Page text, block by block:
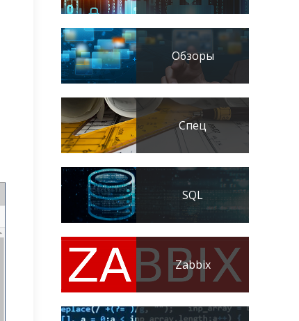
Обзоры
Спец
SQL
Zabbix